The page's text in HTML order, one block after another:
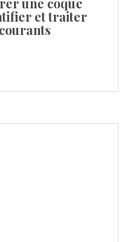
une coque
et traiter